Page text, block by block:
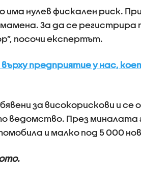
нулев фискален риск.
За да се регистрира
посочи експертът.
предприятие у нас,
за високорискови и се
ведомство. През миналата
и малко под 5 000